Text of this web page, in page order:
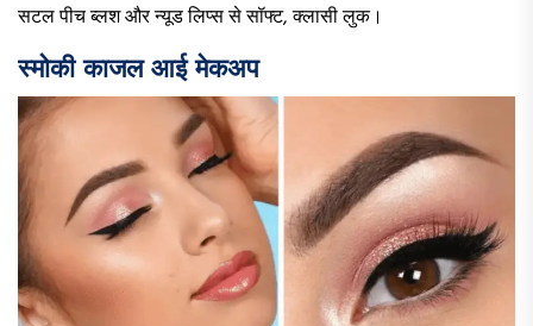
सटल पीच ब्लश और न्यूड लिप्स से सॉफ्ट, क्लासी लुक।
स्मोकी काजल आई मेकअप